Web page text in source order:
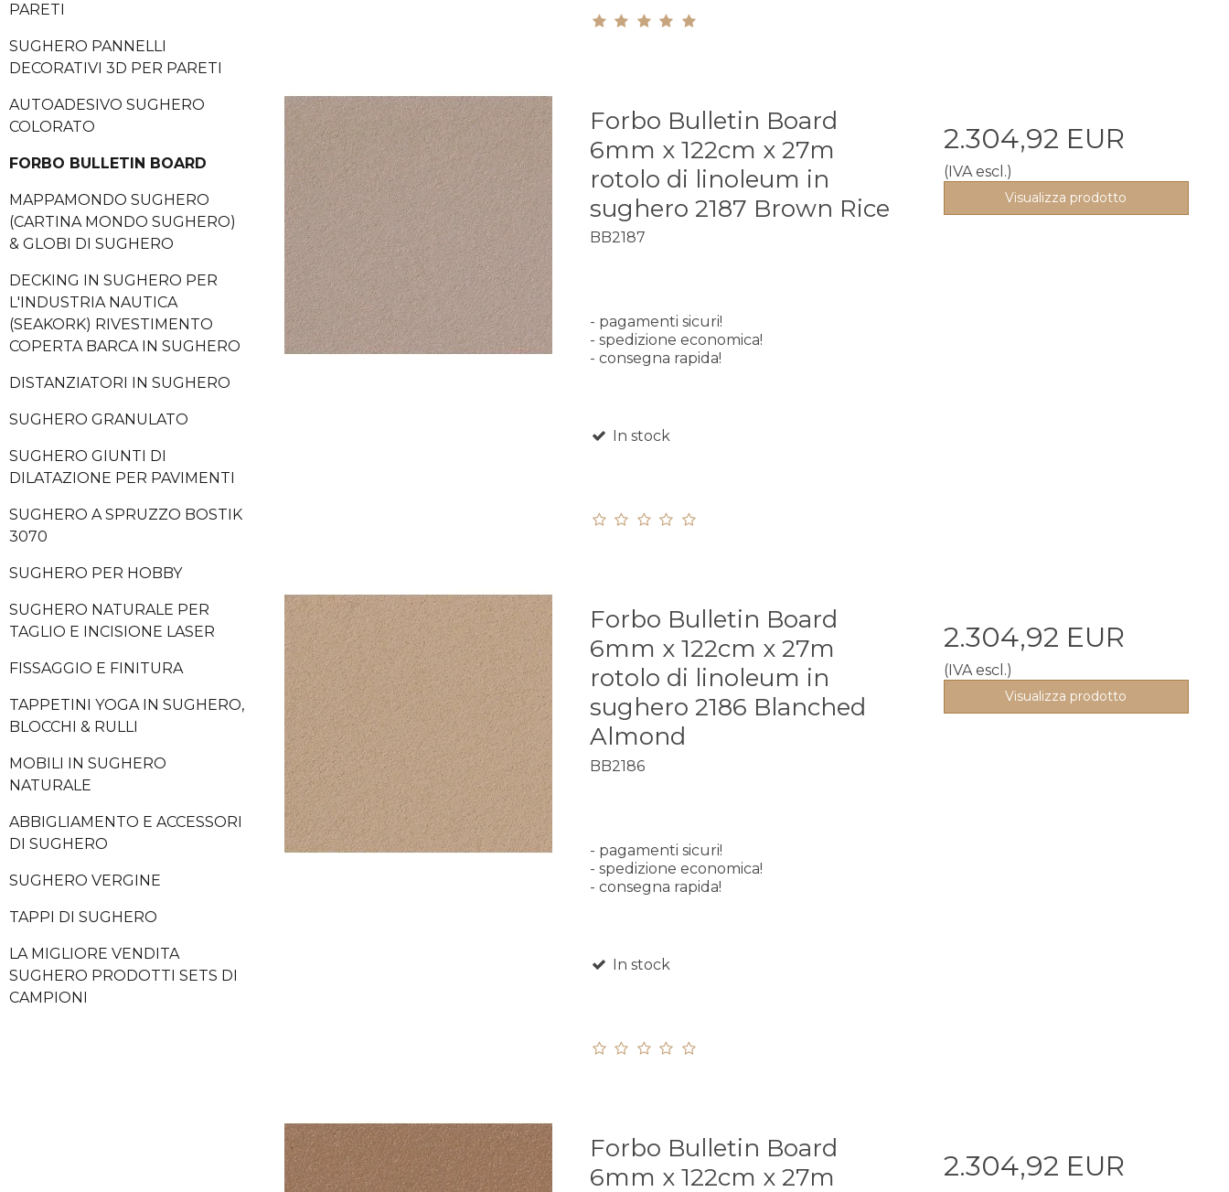
PARETI
SUGHERO PANNELLI
DECORATIVI 3D PER PARETI
AUTOADESIVO SUGHERO
COLORATO
FORBO BULLETIN BOARD
MAPPAMONDO SUGHERO
(CARTINA MONDO SUGHERO)
& GLOBI DI SUGHERO
DECKING IN SUGHERO PER
L'INDUSTRIA NAUTICA
(SEAKORK) RIVESTIMENTO
COPERTA BARCA IN SUGHERO
DISTANZIATORI IN SUGHERO
SUGHERO GRANULATO
SUGHERO GIUNTI DI
DILATAZIONE PER PAVIMENTI
SUGHERO A SPRUZZO BOSTIK
3070
SUGHERO PER HOBBY
SUGHERO NATURALE PER
TAGLIO E INCISIONE LASER
FISSAGGIO E FINITURA
TAPPETINI YOGA IN SUGHERO,
BLOCCHI & RULLI
MOBILI IN SUGHERO
NATURALE
ABBIGLIAMENTO E ACCESSORI
DI SUGHERO
SUGHERO VERGINE
TAPPI DI SUGHERO
LA MIGLIORE VENDITA
SUGHERO PRODOTTI SETS DI
CAMPIONI
Forbo Bulletin Board
6mm x 122cm x 27m
rotolo di linoleum in
sughero 2187 Brown Rice
BB2187
- pagamenti sicuri!
- spedizione economica!
- consegna rapida!
In stock
2.304,92 EUR
(IVA escl.)
Visualizza prodotto
Forbo Bulletin Board
6mm x 122cm x 27m
rotolo di linoleum in
sughero 2186 Blanched
Almond
BB2186
- pagamenti sicuri!
- spedizione economica!
- consegna rapida!
In stock
2.304,92 EUR
(IVA escl.)
Visualizza prodotto
Forbo Bulletin Board
6mm x 122cm x 27m
2.304,92 EUR